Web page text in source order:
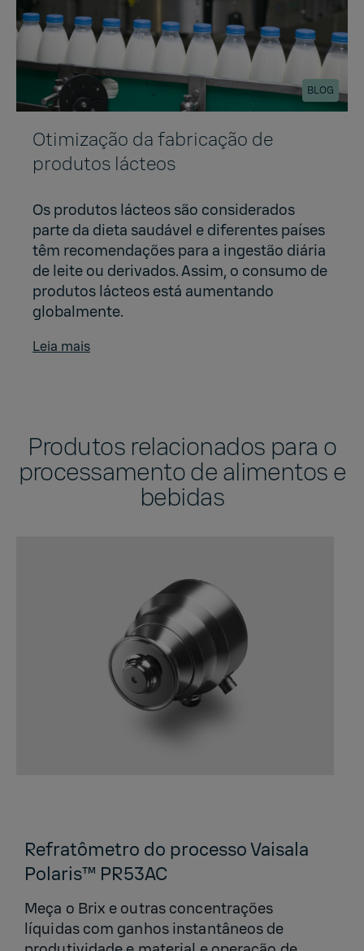
BLOG
Otimização da fabricação de
produtos lácteos
Os produtos lácteos são considerados
parte da dieta saudável e diferentes países
têm recomendações para a ingestão diária
de leite ou derivados. Assim, o consumo de
produtos lácteos está aumentando
globalmente.
Leia mais
Produtos relacionados para o
processamento de alimentos e
bebidas
Refratômetro do processo Vaisala
Polaris™ PR53AC
Meça o Brix e outras concentrações
líquidas com ganhos instantâneos de